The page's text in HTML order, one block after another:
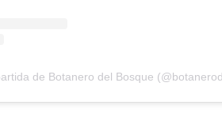
de Botanero del Bosque